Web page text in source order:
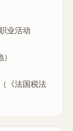
业活动
《法国税法